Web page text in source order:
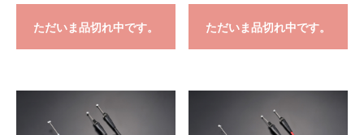
ただいま品切れ中です。 ただいま品切れ中です。